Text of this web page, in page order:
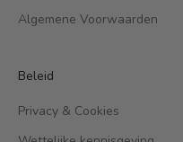
Algemene Voorwaarden
Beleid
Privacy & Cookies